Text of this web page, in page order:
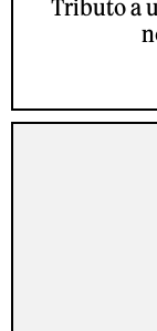
Tributo a